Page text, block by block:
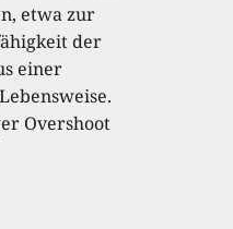
etwa zur
der
einer
Overshoot